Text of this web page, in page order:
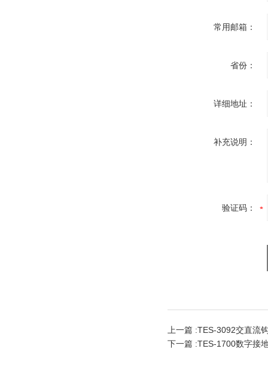
常用邮箱：
省份：
详细地址：
补充说明：
验证码：
上一篇 :TES-3092交直流
下一篇 :TES-1700数字接